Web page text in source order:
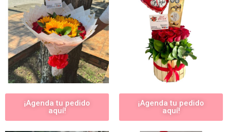
¡Agenda tu pedido
aquí!
¡Agenda tu pedido
aquí!